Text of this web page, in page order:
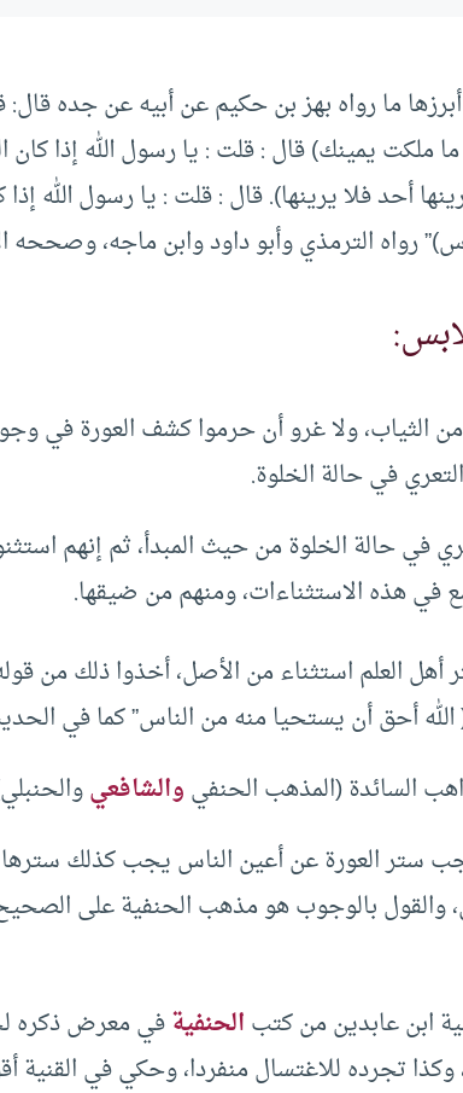
ما رواه بهز بن حكيم عن أبيه عن جده قال:
ملكت يمينك) قال : قلت : يا رسول الله إذا
أحد فلا يرينها). قال : قلت : يا رسول الله إذا
رواه الترمذي وأبو داود وابن ماجه، وصححه
الثياب، ولا غرو أن حرموا كشف العورة في
في حالة الخلوة.
في حالة الخلوة من حيث المبدأ، ثم إنهم
في هذه الاستثناءات، ومنهم من ضيقها.
أهل العلم استثناء من الأصل، أخذوا ذلك من
الله أحق أن يستحيا منه من الناس” كما في
السائدة (المذهب الحنفيوالشافعي
ستر العورة عن أعين الناس يجب كذلك سترها
والقول بالوجوب هو مذهب الحنفية على
ابن عابدين من كتبالحنفيةفي معرض ذكره
تجرده للاغتسال منفردا، وحكي في القنية